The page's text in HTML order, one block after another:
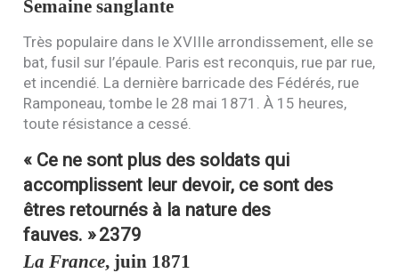
Semaine sanglante
Très populaire dans le XVIIIe arrondissement, elle se
bat, fusil sur l’épaule. Paris est reconquis, rue par rue,
et incendié. La dernière barricade des Fédérés, rue
Ramponeau, tombe le 28 mai 1871. À 15 heures,
toute résistance a cessé.
« Ce ne sont plus des soldats qui
accomplissent leur devoir, ce sont des
êtres retournés à la nature des
fauves. »2379
La France, juin 1871